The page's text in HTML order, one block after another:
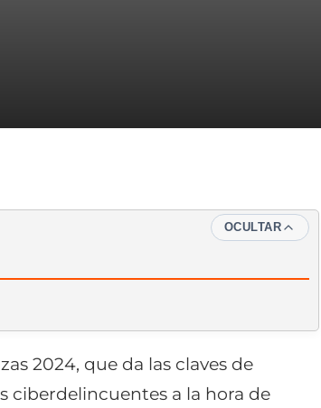
OCULTAR
2024, que da las claves de
ciberdelincuentes a la hora de